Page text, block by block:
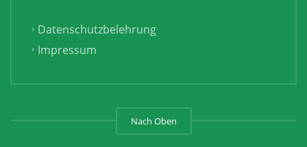
Datenschutzbelehrung
Impressum
Nach Oben